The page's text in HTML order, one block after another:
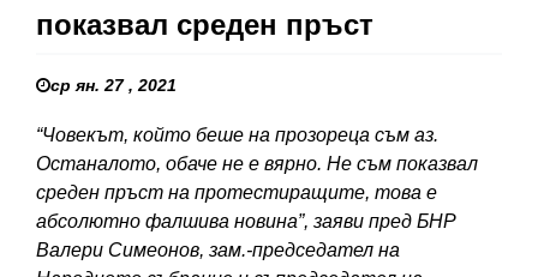
показвал среден пръст
ср ян. 27 , 2021
“Човекът, който беше на прозореца съм аз.
Останалото, обаче не е вярно. Не съм показвал
среден пръст на протестиращите, това е
абсолютно фалшива новина”, заяви пред БНР
Валери Симеонов, зам.-председател на